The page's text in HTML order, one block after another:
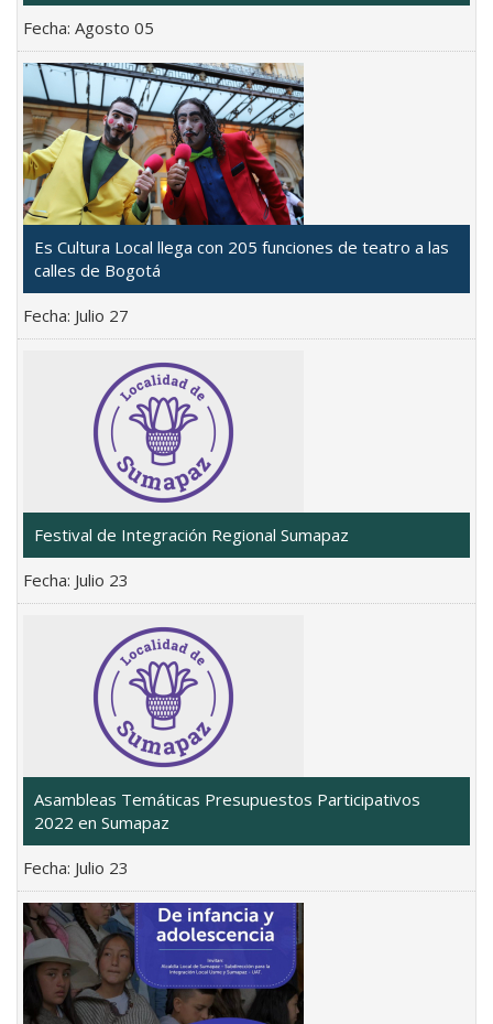
Fecha: Agosto 05
Es Cultura Local llega con 205 funciones de teatro a las
calles de Bogotá
Fecha: Julio 27
Festival de Integración Regional Sumapaz
Fecha: Julio 23
Asambleas Temáticas Presupuestos Participativos
2022 en Sumapaz
Fecha: Julio 23